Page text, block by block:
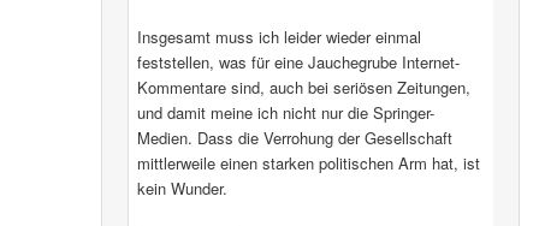
Insgesamt muss ich leider wieder einmal
feststellen, was für eine Jauchegrube Internet-
Kommentare sind, auch bei seriösen Zeitungen,
und damit meine ich nicht nur die Springer-
Medien. Dass die Verrohung der Gesellschaft
mittlerweile einen starken politischen Arm hat, ist
kein Wunder.